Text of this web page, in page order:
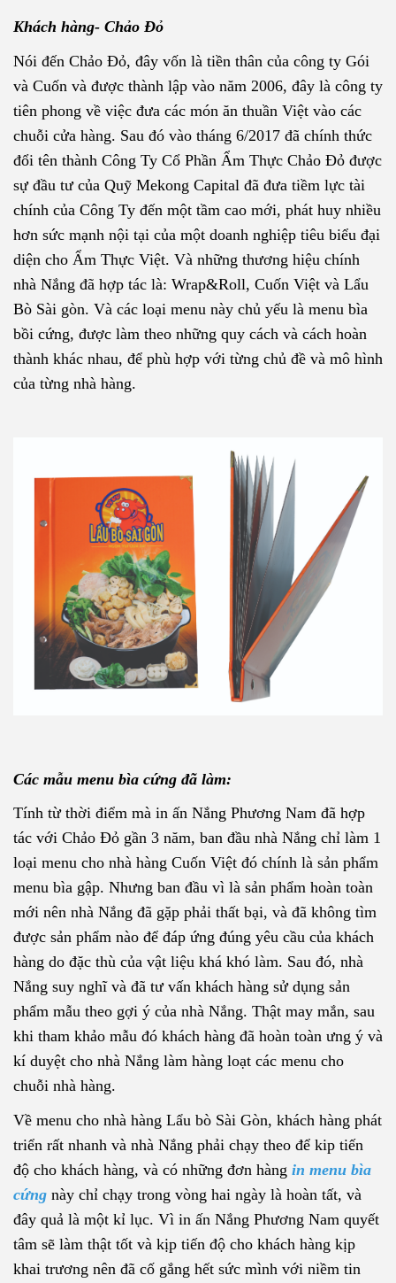
Khách hàng- Chảo Đỏ
Nói đến Chảo Đỏ, đây vốn là tiền thân của công ty Gói
và Cuốn và được thành lập vào năm 2006, đây là công ty
tiên phong về việc đưa các món ăn thuần Việt vào các
chuỗi cửa hàng. Sau đó vào tháng 6/2017 đã chính thức
đổi tên thành Công Ty Cổ Phần Ẩm Thực Chảo Đỏ được
sự đầu tư của Quỹ Mekong Capital đã đưa tiềm lực tài
chính của Công Ty đến một tầm cao mới, phát huy nhiều
hơn sức mạnh nội tại của một doanh nghiệp tiêu biểu đại
diện cho Ẩm Thực Việt. Và những thương hiệu chính
nhà Nắng đã hợp tác là: Wrap&Roll, Cuốn Việt và Lẩu
Bò Sài gòn. Và các loại menu này chủ yếu là menu bìa
bồi cứng, được làm theo những quy cách và cách hoàn
thành khác nhau, để phù hợp với từng chủ đề và mô hình
của từng nhà hàng.
Các mẫu menu bìa cứng đã làm:
Tính từ thời điểm mà in ấn Nắng Phương Nam đã hợp
tác với Chảo Đỏ gần 3 năm, ban đầu nhà Nắng chỉ làm 1
loại menu cho nhà hàng Cuốn Việt đó chính là sản phẩm
menu bìa gập. Nhưng ban đầu vì là sản phẩm hoàn toàn
mới nên nhà Nắng đã gặp phải thất bại, và đã không tìm
được sản phẩm nào để đáp ứng đúng yêu cầu của khách
hàng do đặc thù của vật liệu khá khó làm. Sau đó, nhà
Nắng suy nghĩ và đã tư vấn khách hàng sử dụng sản
phẩm mẫu theo gợi ý của nhà Nắng. Thật may mắn, sau
khi tham khảo mẫu đó khách hàng đã hoàn toàn ưng ý và
kí duyệt cho nhà Nắng làm hàng loạt các menu cho
chuỗi nhà hàng.
Về menu cho nhà hàng Lẩu bò Sài Gòn, khách hàng phát
triển rất nhanh và nhà Nắng phải chạy theo để kip tiến
độ cho khách hàng, và có những đơn hàng in menu bìa
cứng này chỉ chạy trong vòng hai ngày là hoàn tất, và
đây quả là một kỉ lục. Vì in ấn Nắng Phương Nam quyết
tâm sẽ làm thật tốt và kịp tiến độ cho khách hàng kịp
khai trương nên đã cố gắng hết sức mình với niềm tin